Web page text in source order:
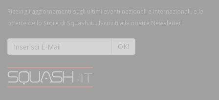
Ricevi gli aggiornamenti sugli ultimi eventi nazionali e internazionali, e le
offerte dello Store di Squash.it... Iscriviti alla nostra Newsletter!
OK!